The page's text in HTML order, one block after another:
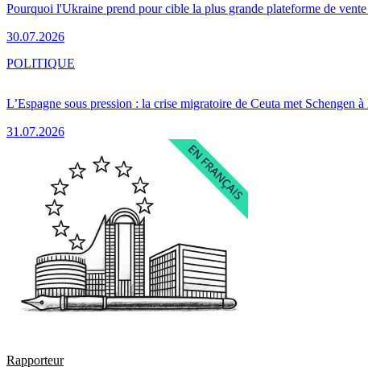
Pourquoi l'Ukraine prend pour cible la plus grande plateforme de
30.07.2026
L’Espagne sous pression : la crise migratoire de Ceuta met Schengen à
31.07.2026
POLITIQUE
Rapporteur